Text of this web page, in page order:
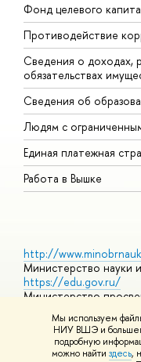
Мы используем
НИУ ВШЭ и
подробную
можно найти здесь,
Фонд целевого
Противодействие
Сведения о доходах,
обязательствах
Сведения об
Людям с
Единая платежная
Работа в Вышке
http://
Министерство науки
https://edu.gov.ru/
Министерство
Массовые открытые